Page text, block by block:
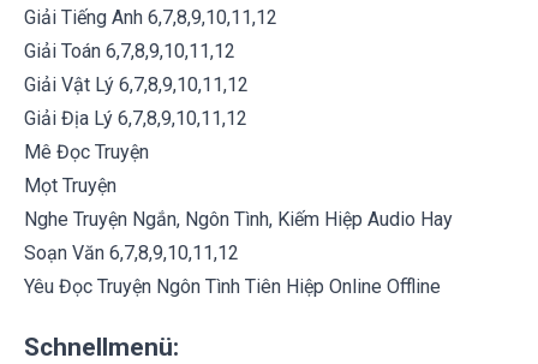
Giải Tiếng Anh 6,7,8,9,10,11,12
Giải Toán 6,7,8,9,10,11,12
Giải Vật Lý 6,7,8,9,10,11,12
Giải Địa Lý 6,7,8,9,10,11,12
Mê Đọc Truyện
Mọt Truyện
Nghe Truyện Ngắn, Ngôn Tình, Kiếm Hiệp Audio Hay
Soạn Văn 6,7,8,9,10,11,12
Yêu Đọc Truyện Ngôn Tình Tiên Hiệp Online Offline
Schnellmenü: